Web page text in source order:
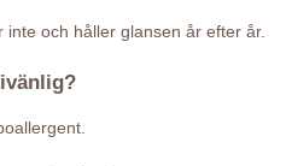
inte och håller glansen år efter år.